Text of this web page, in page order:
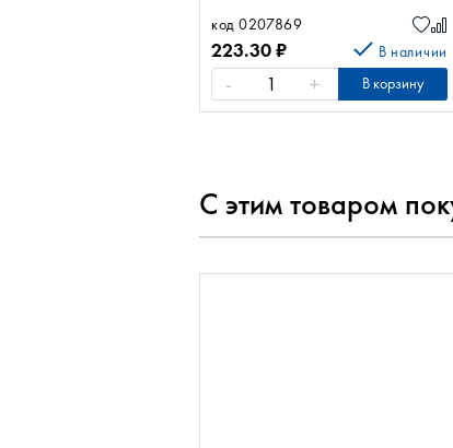
30м.разм.метал.к
код 0207869
223.30₽ В наличии
- + В корзину
С этим товаром